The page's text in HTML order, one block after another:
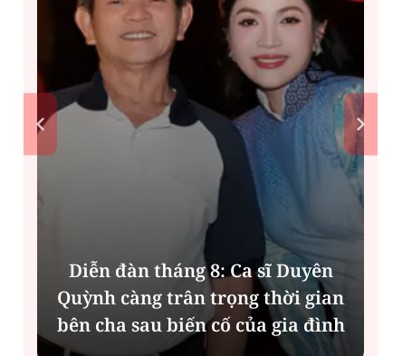
Diễn đàn tháng 8: Ca sĩ Duyên
Quỳnh càng trân trọng thời gian
bên cha sau biến cố của gia đình